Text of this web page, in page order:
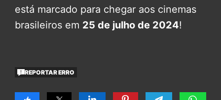
está marcado para chegar aos cinemas
brasileiros em 25 de julho de 2024!
REPORTAR ERRO